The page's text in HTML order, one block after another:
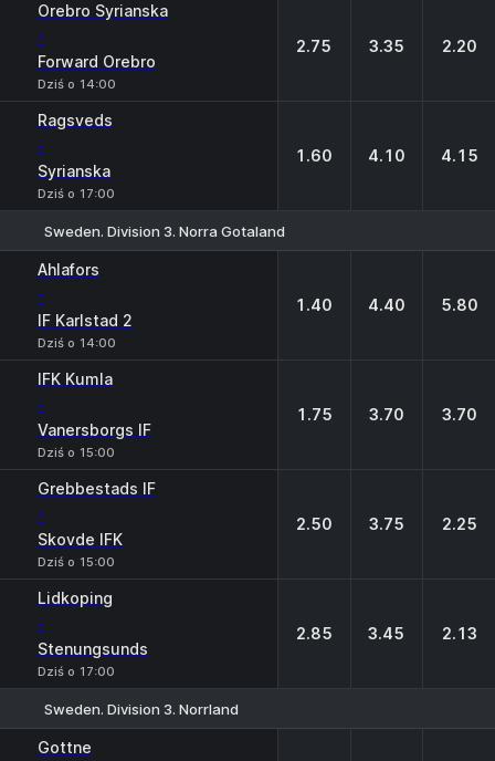
Orebro Syrianska
-
Forward Orebro
Dziś o 14:00
2.75 3.35 2.20
Ragsveds
-
Syrianska
Dziś o 17:00
1.60 4.10 4.15
Sweden. Division 3. Norra Gotaland
Ahlafors
-
IF Karlstad 2
Dziś o 14:00
1.40 4.40 5.80
IFK Kumla
-
Vanersborgs IF
Dziś o 15:00
1.75 3.70 3.70
Grebbestads IF
-
Skovde IFK
Dziś o 15:00
2.50 3.75 2.25
Lidkoping
-
Stenungsunds
Dziś o 17:00
2.85 3.45 2.13
Sweden. Division 3. Norrland
Gottne